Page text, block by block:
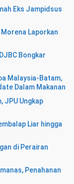
Eks Jampidsus
Morena Laporkan
Bongkar
Malaysia-Batam,
Dalam Makanan
JPU Ungkap
Liar hingga
di Perairan
Penahanan